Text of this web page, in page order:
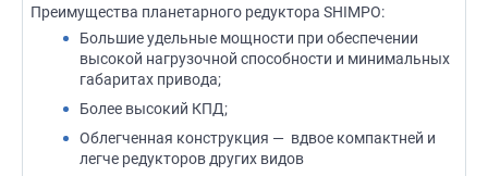
Преимущества планетарного редуктора SHIMPO:
Большие удельные мощности при обеспечении
высокой нагрузочной способности и минимальных
габаритах привода;
Более высокий КПД;
Облегченная конструкция — вдвое компактней и
легче редукторов других видов